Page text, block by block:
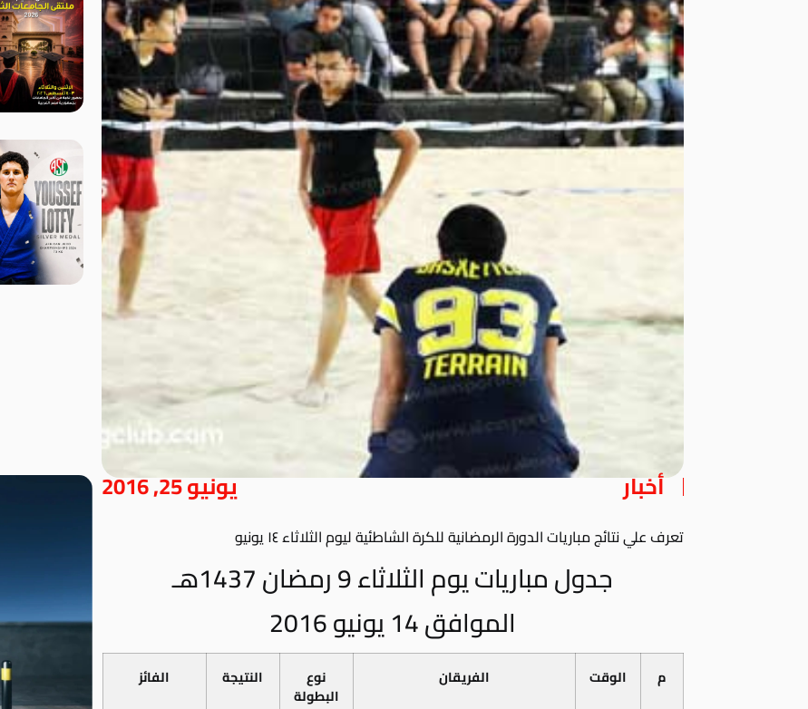
أخبار يونيو 25, 2016
تعرف علي نتائج مباريات الدورة الرمضانية للكرة الشاطئية ليوم الثلاثاء ١٤ يونيو
جدول مباريات يوم الثلاثاء 9 رمضان 1437هـ
الموافق 14 يونيو 2016
م الوقت الفريقان نوع
البطولة
النتيجة الفائز